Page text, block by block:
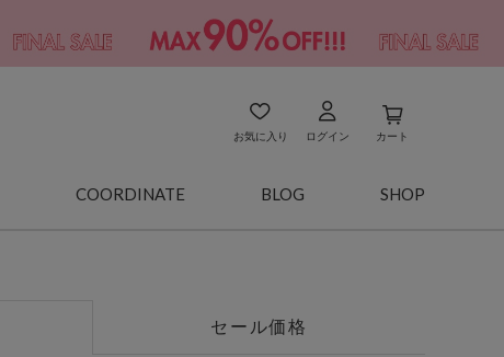
お気に入り ログイン カート
COORDINATE BLOG SHOP
セール価格